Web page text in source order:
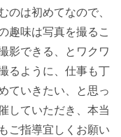
のは初めてなので、
趣味は写真を撮るこ
影できる、とワクワ
るように、仕事も丁
ていきたい、と思っ
していただき、本当
ご指導宜しくお願い